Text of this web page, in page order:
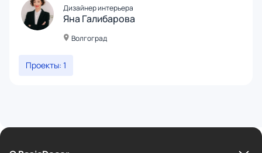
Дизайнер интерьера
Яна Галибарова
Волгоград
Проекты: 1